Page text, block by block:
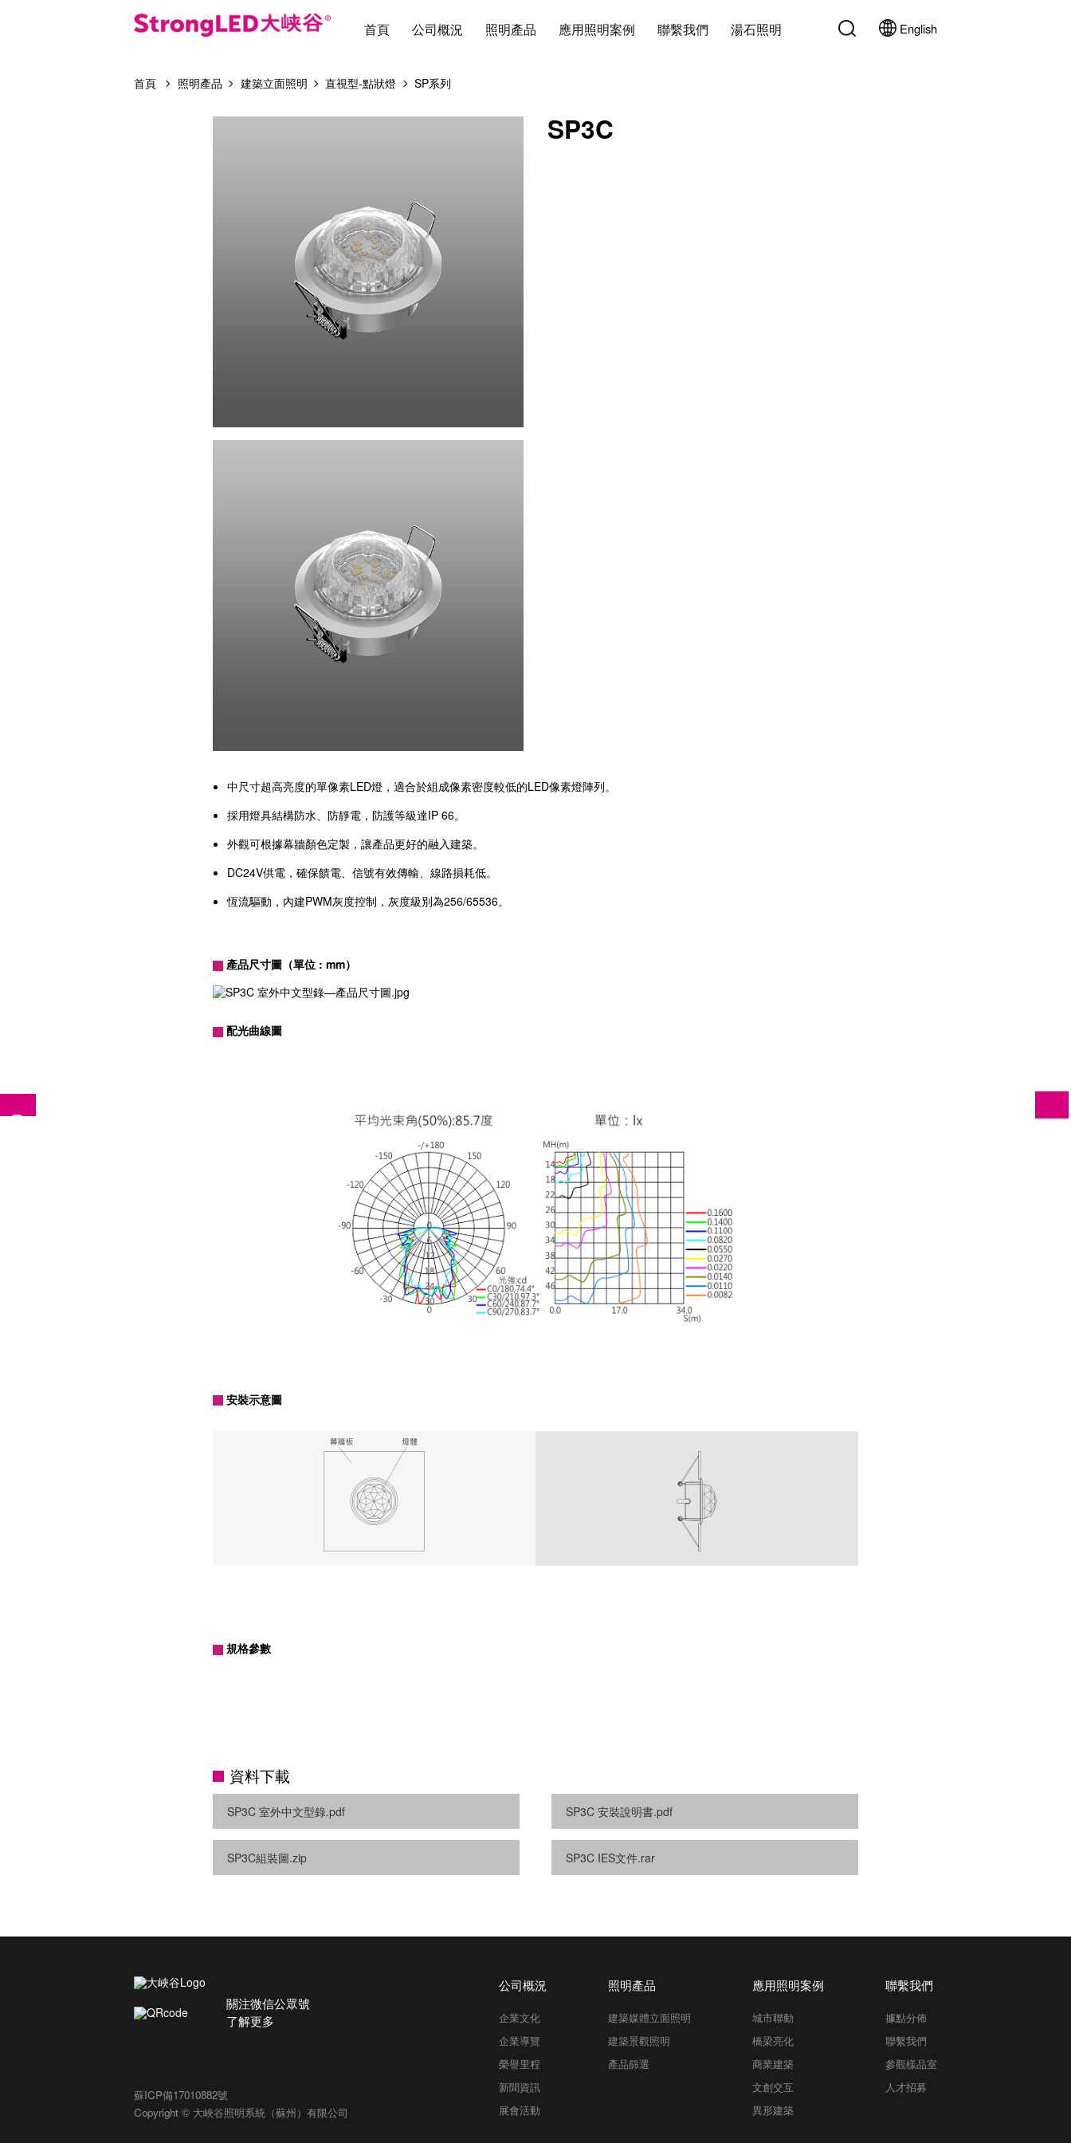
首頁 公司概況 照明產品 應用照明案例 聯繫我們 湯石照明 English
首頁 照明產品 建築立面照明 直視型-點狀燈 SP系列
SP3C
中尺寸超高亮度的單像素LED燈，適合於組成像素密度較低的LED像素燈陣列。
採用燈具結構防水、防靜電，防護等級達IP 66。
外觀可根據幕牆顏色定製，讓產品更好的融入建築。
DC24V供電，確保饋電、信號有效傳輸、線路損耗低。
恆流驅動，內建PWM灰度控制，灰度級別為256/65536。
產品尺寸圖（單位 : mm）
配光曲線圖
安裝示意圖
規格參數
資料下載
SP3C 室外中文型錄.pdf SP3C 安裝說明書.pdf
SP3C組裝圖.zip SP3C IES文件.rar
關注微信公眾號
了解更多
蘇ICP備17010882號
Copyright © 大峽谷照明系統（蘇州）有限公司
公司概況
企業文化
企業導覽
榮譽里程
新聞資訊
展會活動
照明產品
建築媒體立面照明
建築景觀照明
產品篩選
應用照明案例
城市聯動
橋梁亮化
商業建築
文創交互
異形建築
聯繫我們
據點分佈
聯繫我們
參觀樣品室
人才招募